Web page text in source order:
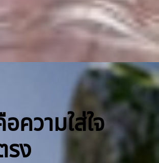
ความใส่ใจ
รง